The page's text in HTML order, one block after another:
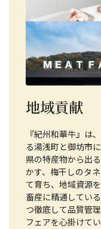
地域貢献
『紀州和華牛』は
る湯浅町と御坊市
県の特産物から出
かす、梅干しのタ
て育ち、地域資源
畜産に精通してい
つ徹底して品質管
フェアを心掛けてい